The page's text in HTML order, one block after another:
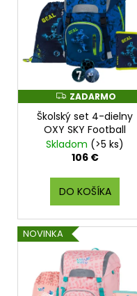
o
d
Z
A
D
A
R
M
O
ZADARMO
Školský set 4-dielny
OXY SKY Football
Skladom (>5 ks)
106 €
DO KOŠÍKA
NOVINKA